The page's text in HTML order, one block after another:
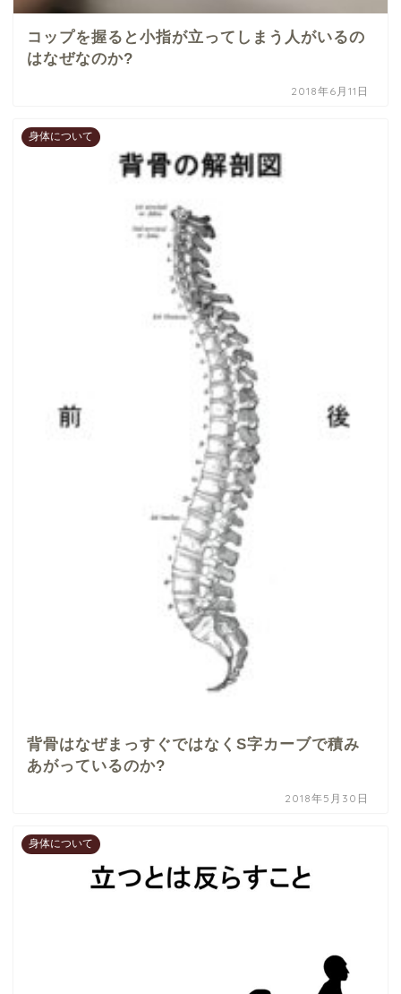
コップを握ると小指が立ってしまう人がいるの
はなぜなのか?
2018年6月11日
身体について
背骨はなぜまっすぐではなくS字カーブで積み
あがっているのか?
2018年5月30日
身体について